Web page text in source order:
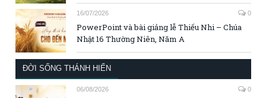
16/07/2026 0
PowerPoint và bài giảng lễ Thiếu Nhi – Chúa
Nhật 16 Thường Niên, Năm A
ĐỜI SỐNG THÁNH HIẾN
06/08/2026 0